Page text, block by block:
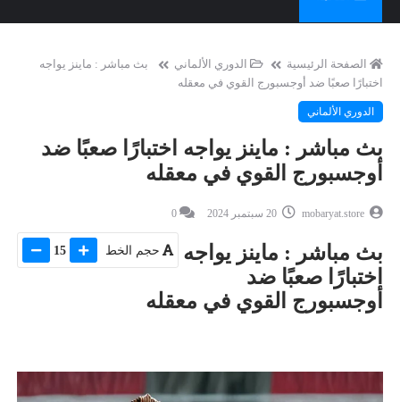
الصفحة الرئيسية الدوري الألماني
بث مباشر : ماينز يواجه
اختبارًا صعبًا ضد أوجسبورج القوي في معقله
الدوري الألماني
بث مباشر : ماينز يواجه اختبارًا صعبًا ضد
أوجسبورج القوي في معقله
mobaryat.store
0
حجم الخط 15
بث مباشر : ماينز يواجه
اختبارًا صعبًا ضد
أوجسبورج القوي في معقله